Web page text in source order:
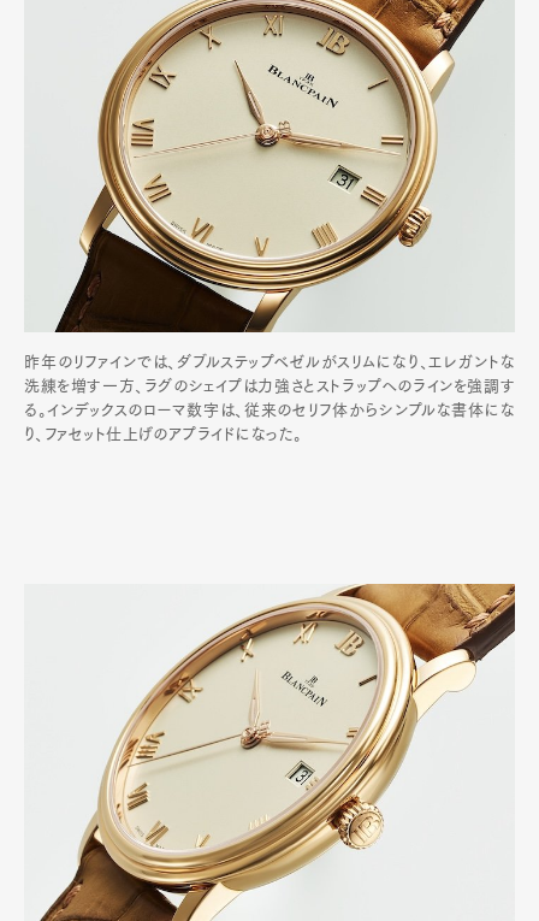
昨年のリファインでは、ダブルステップベゼルがスリムになり、エレガントな
洗練を増す一方、ラグのシェイプは力強さとストラップへのラインを強調す
る。インデックスのローマ数字は、従来のセリフ体からシンプルな書体にな
り、ファセット仕上げのアプライドになった。